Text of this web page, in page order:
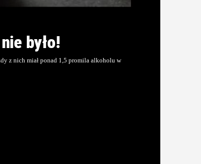
było!
z nich miał ponad 1,5 promila alkoholu w